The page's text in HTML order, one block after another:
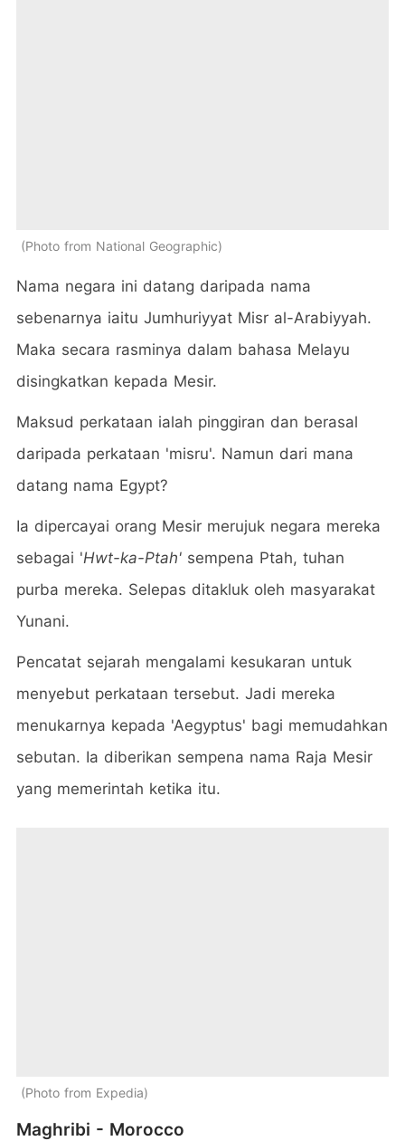
Photo from National Geographic
Nama negara ini datang daripada nama
sebenarnya iaitu Jumhuriyyat Misr al-Arabiyyah.
Maka secara rasminya dalam bahasa Melayu
disingkatkan kepada Mesir.
Maksud perkataan ialah pinggiran dan berasal
daripada perkataan 'misru'. Namun dari mana
datang nama Egypt?
Ia dipercayai orang Mesir merujuk negara mereka
sebagai 'Hwt-ka-Ptah' sempena Ptah, tuhan
purba mereka. Selepas ditakluk oleh masyarakat
Yunani.
Pencatat sejarah mengalami kesukaran untuk
menyebut perkataan tersebut. Jadi mereka
menukarnya kepada 'Aegyptus' bagi memudahkan
sebutan. Ia diberikan sempena nama Raja Mesir
yang memerintah ketika itu.
Photo from Expedia
Maghribi - Morocco